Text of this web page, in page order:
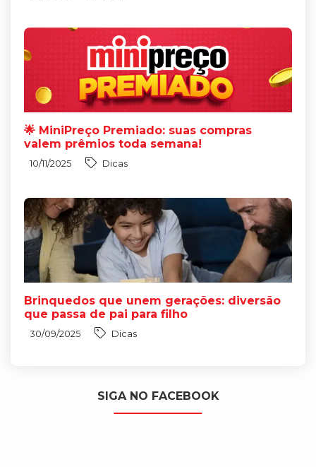
🌟 MiniPreço Premiado: suas compras
valem prêmios toda semana!
10/11/2025 Dicas
Brinquedos que unem gerações: diversão
que passa de pai para filho
30/09/2025 Dicas
SIGA NO FACEBOOK